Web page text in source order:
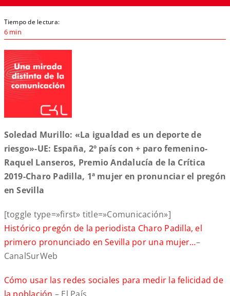
Tiempo de lectura:
6 min
Soledad Murillo: «La igualdad es un deporte de
riesgo»-UE: España, 2º país con + paro femenino-
Raquel Lanseros, Premio Andalucía de la Crítica
2019-Charo Padilla, 1ª mujer en pronunciar el pregón
en Sevilla
[toggle type=»first» title=»Comunicación»]
Histórico pregón de la periodista Charo Padilla, el
primero pronunciado en Sevilla por una mujer…–
CanalSurWeb
Cómo usar las redes sociales para medir la felicidad de